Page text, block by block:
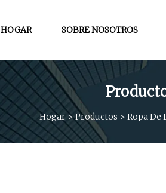
HOGAR SOBRE NOSOTROS
Hogar>Productos > Ropa De